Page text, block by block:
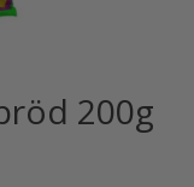
200g